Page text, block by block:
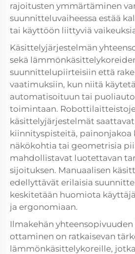
rajoitusten ymmärtäminen
suunnitteluvaiheessa estää
tai käyttöön liittyviä
Käsittelyjärjestelmän
sekä
suunnittelupiirteisiin että
vaatimuksiin, kun niitä
automatisoituun tai
toimintaan.
käsittelyjärjestelmät
kiinnityspisteitä, painonjakoa
näkökohtia tai geometrisia
mahdollistavat luotettavan
sijoituksen. Manuaalisen
edellyttävät erilaisia
keskitetään huomiota
ja ergonomiaan.
Ilmakehän
ottaminen on ratkaisevan
lämmönkäsittelykoreille,